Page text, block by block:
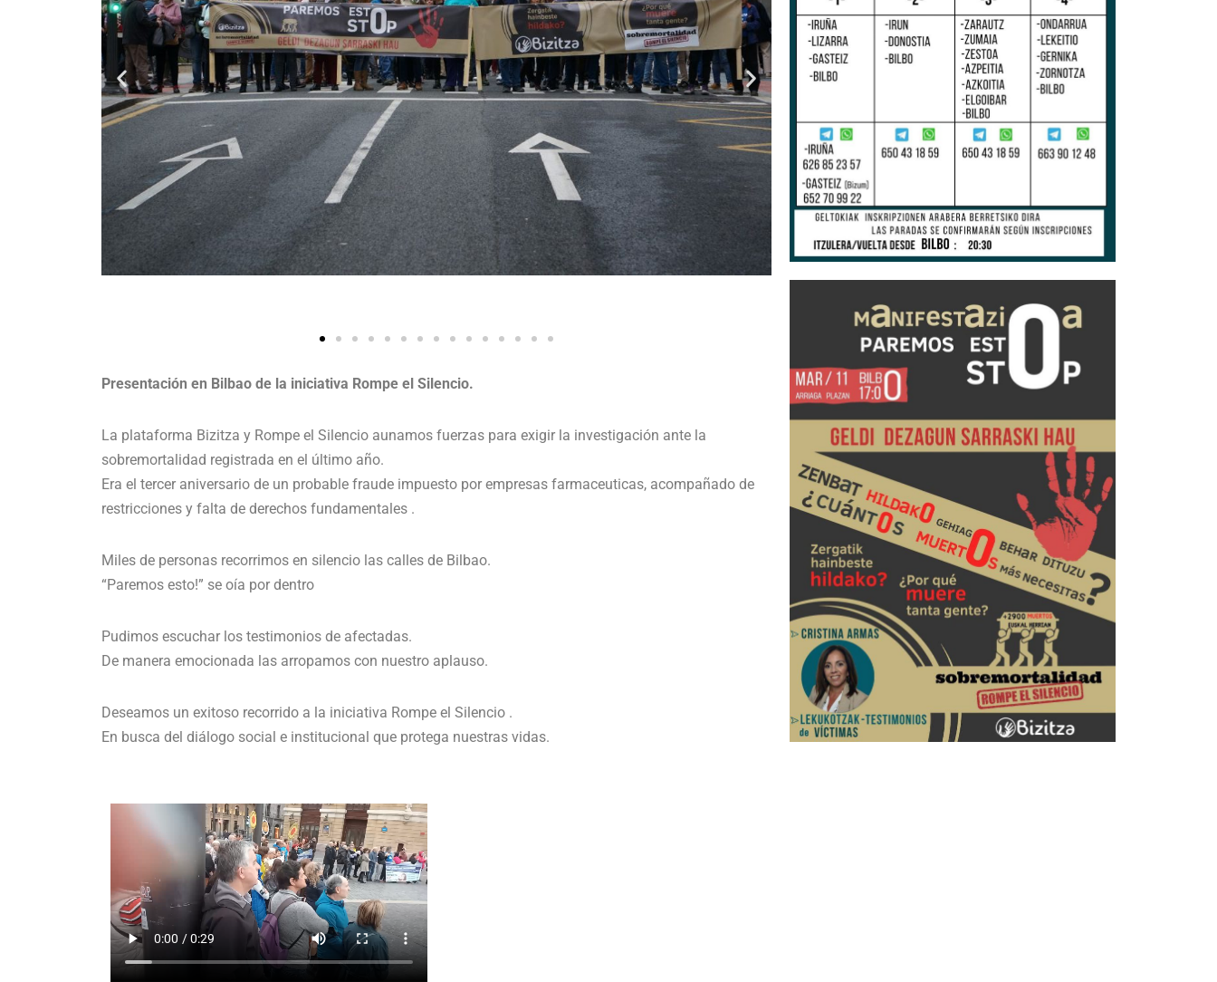
Presentación en Bilbao de la iniciativa Rompe el Silencio.
La plataforma Bizitza y Rompe el Silencio aunamos fuerzas para exigir la investigación ante la
sobremortalidad registrada en el último año.
Era el tercer aniversario de un probable fraude impuesto por empresas farmaceuticas, acompañado de
restricciones y falta de derechos fundamentales .
Miles de personas recorrimos en silencio las calles de Bilbao.
“Paremos esto!” se oía por dentro
Pudimos escuchar los testimonios de afectadas.
De manera emocionada las arropamos con nuestro aplauso.
Deseamos un exitoso recorrido a la iniciativa Rompe el Silencio .
En busca del diálogo social e institucional que protega nuestras vidas.